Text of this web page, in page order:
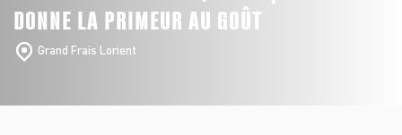
DONNE LA PRIMEUR AU GOÛT
Grand Frais Lorient